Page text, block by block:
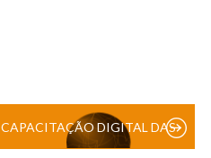
CAPACITAÇÃO DIGITAL DAS